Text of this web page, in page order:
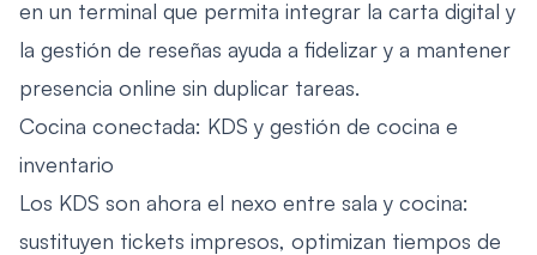
en un terminal que permita integrar la carta digital y
la gestión de reseñas ayuda a fidelizar y a mantener
presencia online sin duplicar tareas.
Cocina conectada: KDS y gestión de cocina e
inventario
Los KDS son ahora el nexo entre sala y cocina:
sustituyen tickets impresos, optimizan tiempos de